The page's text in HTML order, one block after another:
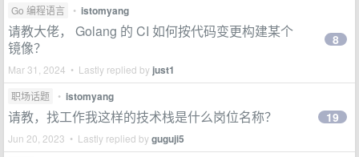
Go 编程语言 • istomyang
请教大佬， Golang 的 CI 如何按代码变更构建某个
镜像？
Mar 31, 2024 • Lastly replied by just1
8
职场话题 • istomyang
请教，找工作我这样的技术栈是什么岗位名称？
Jun 20, 2023 • Lastly replied byguguji5
19